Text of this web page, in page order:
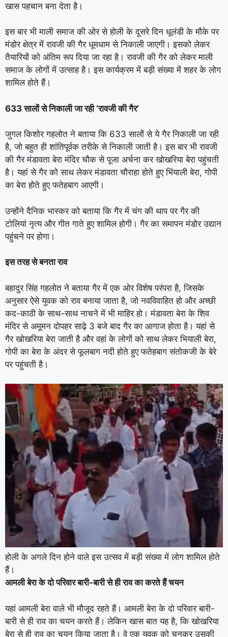
खास पहचान बना देता है।
इस बार भी माली समाज की ओर से होली के दूसरे दिन धूलंडी के मौके पर
मंडोर क्षेत्र में रावजी की गैर धूमधाम से निकाली जाएगी। इसको लेकर
तैयारियों को अंतिम रूप दिया जा रहा है। रावजी की गैर को लेकर माली
समाज के लोगों में उत्साह है। इस कार्यक्रम में बड़ी संख्या में शहर के लोग
शामिल होते हैं।
633 सालों से निकाली जा रही ‘रावजी की गैर’
जुगल किशोर गहलोत ने बताया कि 633 सालों से ये गैर निकाली जा रही
है, जो बहुत ही शांतिपूर्वक तरीके से निकाली जाती है। इस बार भी रावजी
की गैर मंडावता बेरा मंदिर चौक से पूजा अर्चना कर खोखरिया बेरा पहुंचती
है। यहां से गैर को साथ लेकर मंडावता चौराहा होते हुए भिंयाली बेरा, गोपी
का बेरा होते हुए फतेहबाग आएगी।
उन्होंने दैनिक भास्कर को बताया कि गैर में चंग की थाप पर गैर की
टोलियां नृत्य और गीत गाते हुए शामिल होगी। गैर का समापन मंडोर उद्यान
पहुंचने पर होगा।
इस तरह से बनता राव
बहादुर सिंह गहलोत ने बताया गैर में एक ओर विशेष परंपरा है, जिसके
अनुसार ऐसे युवक को राव बनाया जाता है, जो नवविवाहित हो और अच्छी
कद-काठी के साथ-साथ नाचने में भी माहिर हो। मंडावता बेरा के शिव
मंदिर से अमूमन दोपहर साढ़े 3 बजे बाद गैर का आगाज होता है। यहां से
गैर खोखरिया बेरा जाती है और वहां के लोगों को साथ लेकर भियाली बेरा,
गोपी का बेरा के अंदर से फूलबाग नदी होते हुए फतेहबाग संतोकजी के बेरे
पर पहुंचती है।
होली के अगले दिन होने वाले इस उत्सव में बड़ी संख्या में लोग शामिल होते
हैं।
आमली बेरा के दो परिवार बारी-बारी से ही राव का करते हैं चयन
यहां आमली बेरा वाले भी मौजूद रहते हैं। आमली बेरा के दो परिवार बारी-
बारी से ही राव का चयन करते हैं। लेकिन खास बात यह है, कि खोखरिया
बेरा से ही राव का चयन किया जाता है। वे एक युवक को चुनकर उसकी